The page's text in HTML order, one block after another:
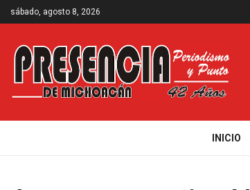
sábado, agosto 8, 2026
INICIO